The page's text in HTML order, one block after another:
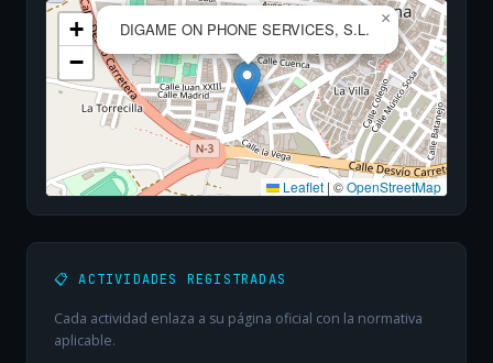
DIGAME ON PHONE SERVICES, S.L.
×
+
−
Leaflet | ©OpenStreetMap
📋 ACTIVIDADES REGISTRADAS
Cada actividad enlaza a su página oficial con la normativa
aplicable.